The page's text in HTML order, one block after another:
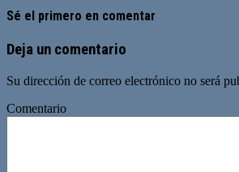
Sé el primero en comentar
Deja un comentario
Su dirección de correo electrónico no será
Comentario